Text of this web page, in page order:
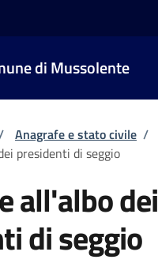
di Mussolente
pane
Anagrafe e stato civile /
presidenti di seggio
all'albo dei
di seggio